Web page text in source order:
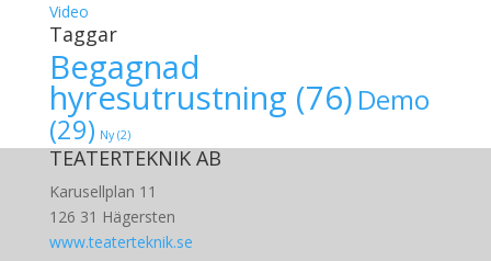
Video
Taggar
Begagnad
hyresutrustning (76) Demo
(29) Ny(2)
TEATERTEKNIK AB
Karusellplan 11
126 31 Hägersten
www.teaterteknik.se